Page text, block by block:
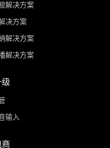
解决方案
决方案
解决方案
解决方案
输入
商